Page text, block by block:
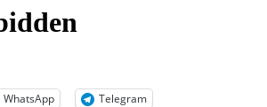
WhatsApp
Telegram